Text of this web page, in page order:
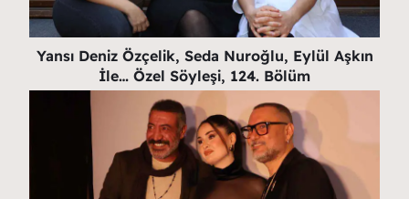
Yansı Deniz Özçelik, Seda Nuroğlu, Eylül Aşkın
İle… Özel Söyleşi, 124. Bölüm